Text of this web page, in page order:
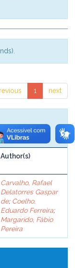
1 next
Author(s)
Carvalho, Rafael
Delatorres Gaspar
de; Coelho,
Eduardo Ferreira;
Margarido, Fábio
Pereira